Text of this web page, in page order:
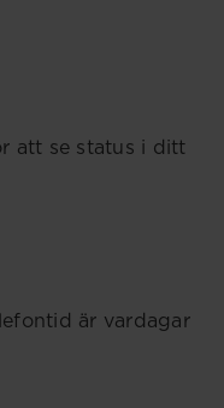
att se status i ditt
är vardagar